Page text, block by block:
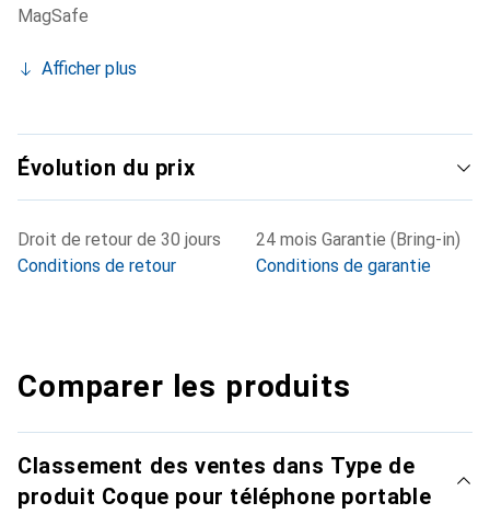
MagSafe
Afficher plus
Évolution du prix
Droit de retour de 30 jours
Conditions de retour
24 mois Garantie (Bring-in)
Conditions de garantie
Comparer les produits
Classement des ventes dans Type de
produit Coque pour téléphone portable